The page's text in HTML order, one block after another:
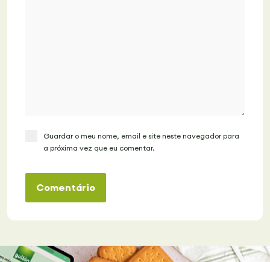
Guardar o meu nome, email e site neste navegador para
a próxima vez que eu comentar.
Comentário